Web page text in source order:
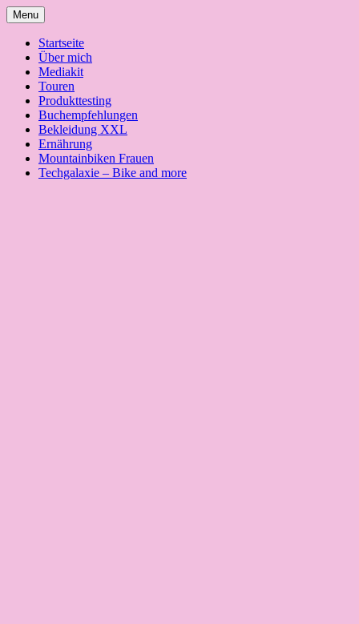
Skip
to
content
Menu
Startseite
Über mich
Mediakit
Touren
Produkttesting
Buchempfehlungen
Bekleidung XXL
Ernährung
Mountainbiken Frauen
Techgalaxie – Bike and more